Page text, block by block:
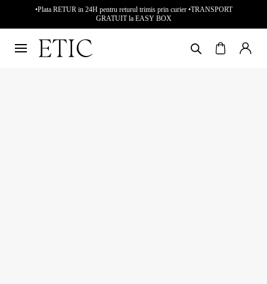
•Plata RETUR in 24H pentru returul trimis prin curier •TRANSPORT
GRATUIT la EASY BOX